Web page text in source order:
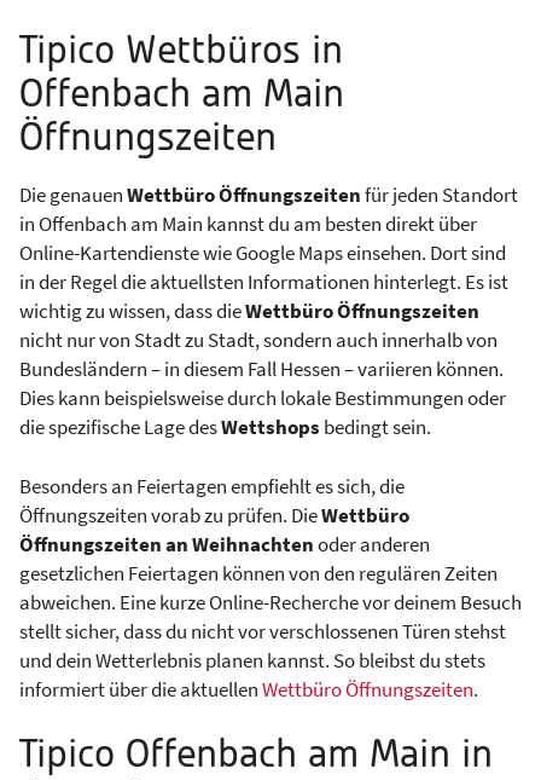
Tipico Wettbüros in
Offenbach am Main
Öffnungszeiten
Die genauenWettbüro Öffnungszeitenfür jeden Standort
in Offenbach am Main kannst du am besten direkt über
Online-Kartendienste wie Google Maps einsehen. Dort sind
in der Regel die aktuellsten Informationen hinterlegt. Es ist
wichtig zu wissen, dass dieWettbüro Öffnungszeiten
nicht nur von Stadt zu Stadt, sondern auch innerhalb von
Bundesländern – in diesem Fall Hessen – variieren können.
Dies kann beispielsweise durch lokale Bestimmungen oder
die spezifische Lage desWettshops bedingt sein.
Besonders an Feiertagen empfiehlt es sich, die
Öffnungszeiten vorab zu prüfen. DieWettbüro
Öffnungszeiten an Weihnachtenoder anderen
gesetzlichen Feiertagen können von den regulären Zeiten
abweichen. Eine kurze Online-Recherche vor deinem Besuch
stellt sicher, dass du nicht vor verschlossenen Türen stehst
und dein Wetterlebnis planen kannst. So bleibst du stets
informiert über die aktuellenWettbüro Öffnungszeiten.
Tipico Offenbach am Main in